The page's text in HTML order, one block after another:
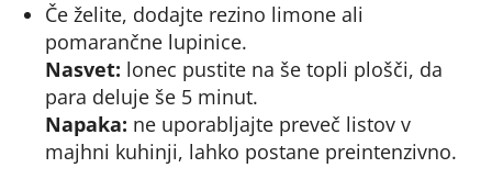
Če želite, dodajte rezino limone ali
pomarančne lupinice.
Nasvet: lonec pustite na še topli plošči, da
para deluje še 5 minut.
Napaka: ne uporabljajte preveč listov v
majhni kuhinji, lahko postane preintenzivno.